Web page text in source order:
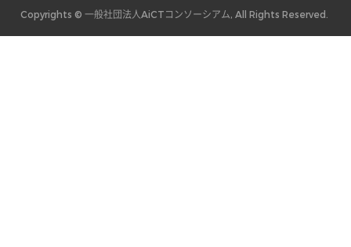
Copyrights © 一般社団法人AiCTコンソーシアム, All Rights Reserved.